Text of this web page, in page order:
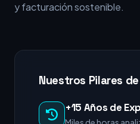
y facturación sostenible.
Nuestros Pilares
+15 Años de